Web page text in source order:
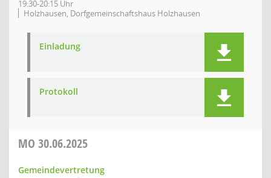
19:30-20:15 Uhr
Holzhausen, Dorfgemeinschaftshaus Holzhausen
Einladung
Protokoll
MO 30.06.2025
Gemeindevertretung